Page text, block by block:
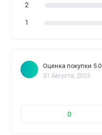
2
1
Оценка покупки 5.0
31 Августа, 2023
0